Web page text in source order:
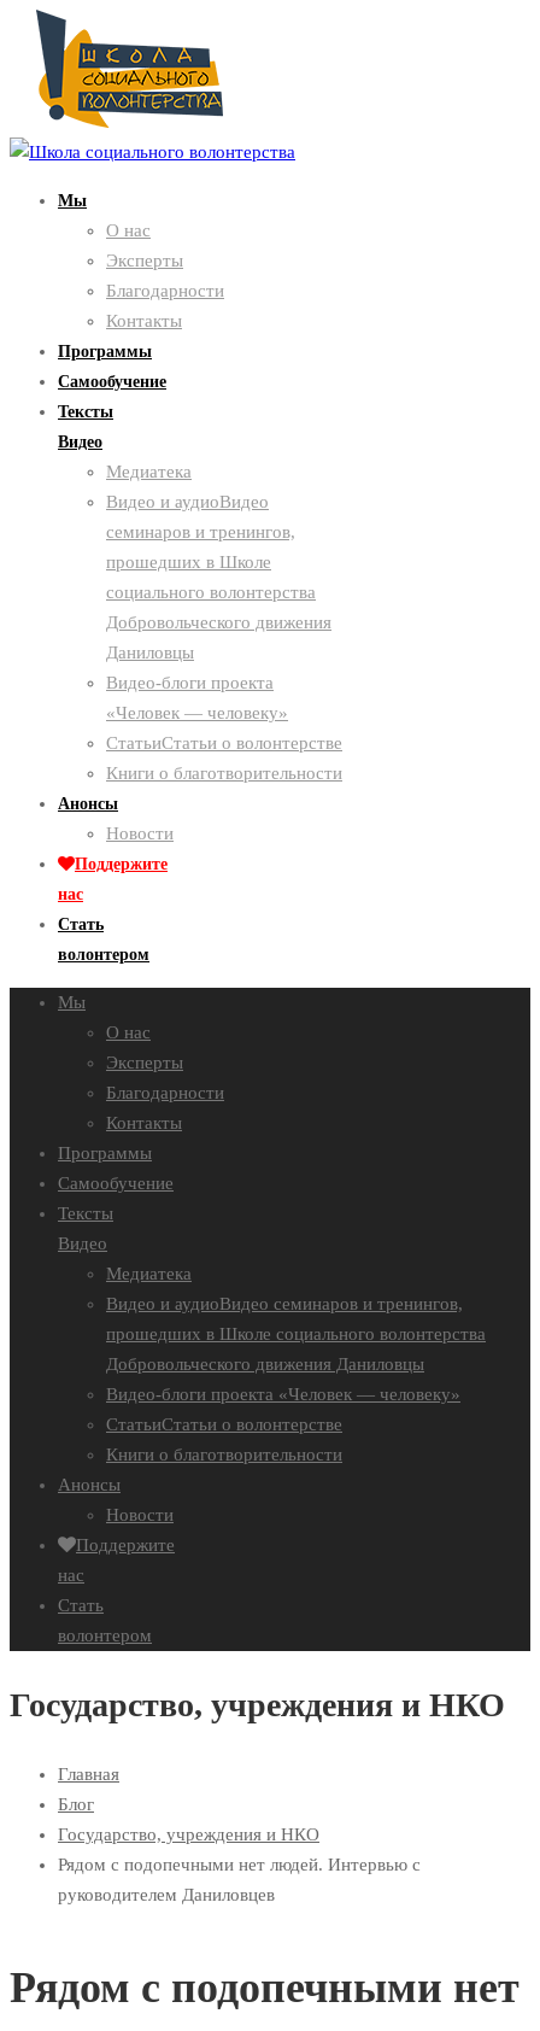
Мы
О нас
Эксперты
Благодарности
Контакты
Программы
Самообучение
Тексты
Видео
Медиатека
Видео и аудиоВидео
семинаров и тренингов,
прошедших в Школе
социального волонтерства
Добровольческого движения
Даниловцы
Видео-блоги проекта
«Человек — человеку»
СтатьиСтатьи о волонтерстве
Книги о благотворительности
Анонсы
Новости
Поддержите
нас
Стать
волонтером
Мы
О нас
Эксперты
Благодарности
Контакты
Программы
Самообучение
Тексты
Видео
Медиатека
Видео и аудиоВидео семинаров и тренингов,
прошедших в Школе социального волонтерства
Добровольческого движения Даниловцы
Видео-блоги проекта «Человек — человеку»
СтатьиСтатьи о волонтерстве
Книги о благотворительности
Анонсы
Новости
Поддержите
нас
Стать
волонтером
Государство, учреждения и НКО
Главная
Блог
Государство, учреждения и НКО
Рядом с подопечными нет людей. Интервью с
руководителем Даниловцев
Рядом с подопечными нет